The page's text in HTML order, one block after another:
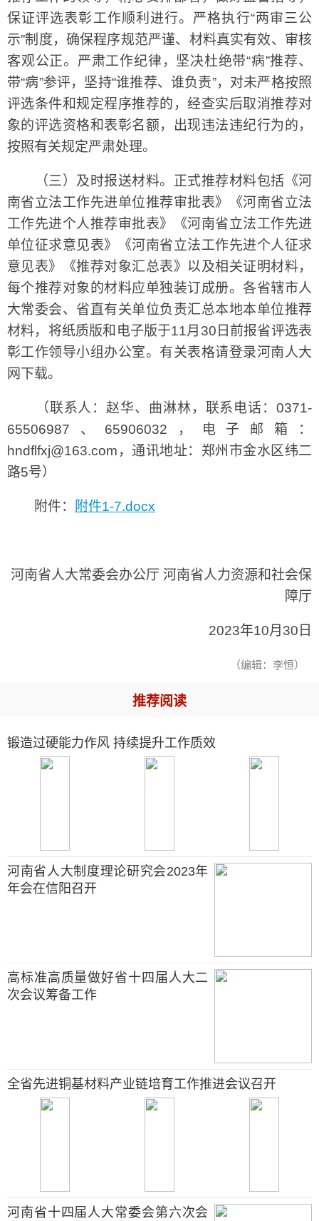
保证评选表彰工作顺利进行。严格执行“两审三公
示”制度，确保程序规范严谨、材料真实有效、审核
客观公正。严肃工作纪律，坚决杜绝带“病”推荐、
带“病”参评，坚持“谁推荐、谁负责”，对未严格按照
评选条件和规定程序推荐的，经查实后取消推荐对
象的评选资格和表彰名额，出现违法违纪行为的，
按照有关规定严肃处理。
（三）及时报送材料。正式推荐材料包括《河
南省立法工作先进单位推荐审批表》《河南省立法
工作先进个人推荐审批表》《河南省立法工作先进
单位征求意见表》《河南省立法工作先进个人征求
意见表》《推荐对象汇总表》以及相关证明材料，
每个推荐对象的材料应单独装订成册。各省辖市人
大常委会、省直有关单位负责汇总本地本单位推荐
材料，将纸质版和电子版于11月30日前报省评选表
彰工作领导小组办公室。有关表格请登录河南人大
网下载。
（联系人：赵华、曲淋林，联系电话：0371-
65506987、65906032，电子邮箱：
hndflfxj@163.com，通讯地址：郑州市金水区纬二
路5号）
附件： 附件1-7.docx
河南省人大常委会办公厅 河南省人力资源和社会保
障厅
2023年10月30日
（编辑：李恒）
推荐阅读
锻造过硬能力作风 持续提升工作质效
河南省人大制度理论研究会2023年
年会在信阳召开
高标准高质量做好省十四届人大二
次会议筹备工作
全省先进铜基材料产业链培育工作推进会议召开
河南省十四届人大常委会第六次会